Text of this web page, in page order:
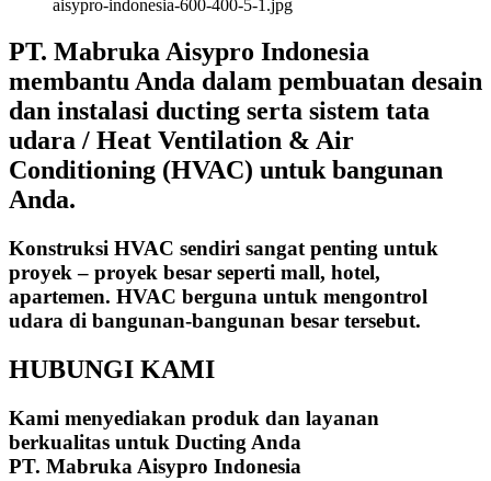
PT. Mabruka Aisypro Indonesia
membantu Anda dalam pembuatan desain
dan instalasi ducting serta sistem tata
udara / Heat Ventilation & Air
Conditioning (HVAC) untuk bangunan
Anda.
Konstruksi HVAC sendiri sangat penting untuk
proyek – proyek besar seperti mall, hotel,
apartemen. HVAC berguna untuk mengontrol
udara di bangunan-bangunan besar tersebut.
HUBUNGI KAMI
Kami menyediakan produk dan layanan
berkualitas untuk Ducting Anda
PT. Mabruka Aisypro Indonesia